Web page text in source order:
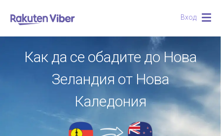
Вход
Как да се обадите до Нова
Зеландия от Нова
Каледония